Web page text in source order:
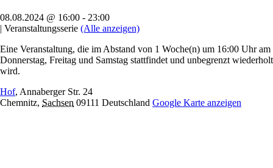
08.08.2024 @ 16:00 - 23:00
| Veranstaltungsserie (Alle anzeigen)
Eine Veranstaltung, die im Abstand von 1 Woche(n) um 16:00 Uhr am
Donnerstag, Freitag und Samstag stattfindet und unbegrenzt wiederholt
wird.
Hof, Annaberger Str. 24
Chemnitz, Sachsen 09111 Deutschland Google Karte anzeigen